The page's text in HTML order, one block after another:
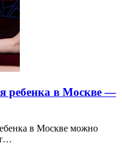
ребенка в Москве —
в Москве можно